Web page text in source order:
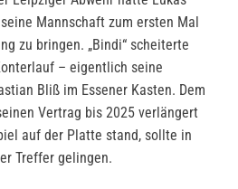
Mannschaft zum ersten Mal
zu bringen. „Bindi“ scheiterte
– eigentlich seine
Bliß im Essener Kasten. Dem
Vertrag bis 2025 verlängert
auf der Platte stand, sollte in
Treffer gelingen.